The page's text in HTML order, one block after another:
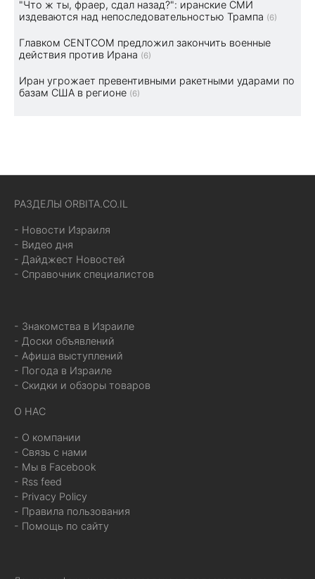
"Что ж ты, фраер, сдал назад?": иранские СМИ
издеваются над непоследовательностью Трампа (6)
Главком CENTCOM предложил закончить военные
действия против Ирана (6)
Иран угрожает превентивными ракетными ударами по
базам США в регионе (6)
РАЗДЕЛЫ ORBITA.CO.IL
- Новости Израиля
- Видео дня
- Дайджест Новостей
- Справочник специалистов
- Знакомства в Израиле
- Доски объявлений
- Афиша выступлений
- Погода в Израиле
- Скидки и обзоры товаров
О НАС
- О компании
- Связь с нами
- Мы в Facebook
- Rss feed
- Privacy Policy
- Правила пользования
- Помощь по сайту